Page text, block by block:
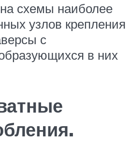
схемы наиболее
узлов крепления
с
в них